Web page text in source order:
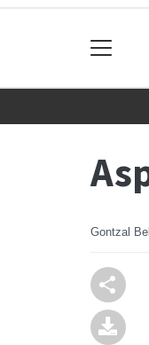
Gontzal